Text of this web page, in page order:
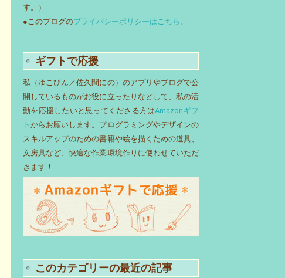
す。）
●このブログのプライバシーポリシーはこちら 。
ギフトで応援
私（ゆこびん／佐久間にの）のアプリやブログで公
開しているものがお役に立ったりなどして、私の活
動を応援したいと思ってくださる方はAmazonギフ
トからお願いします。プログラミングやデザインの
スキルアップのための書籍や絵を描くための道具、
文房具など、快適な作業環境作りに使わせていただ
きます！
このカテゴリーの最近の記事